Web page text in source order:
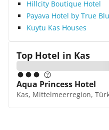
Hillcity Boutique Hotel
Payava Hotel by True
Kuytu Kas Houses
Top Hotel in Kas
Aqua Princess Hotel
Kas, Mittelmeerregion,